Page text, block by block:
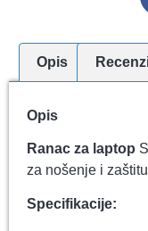
Opis
Opis
Ranac za laptop
za nošenje i
Specifikacije: